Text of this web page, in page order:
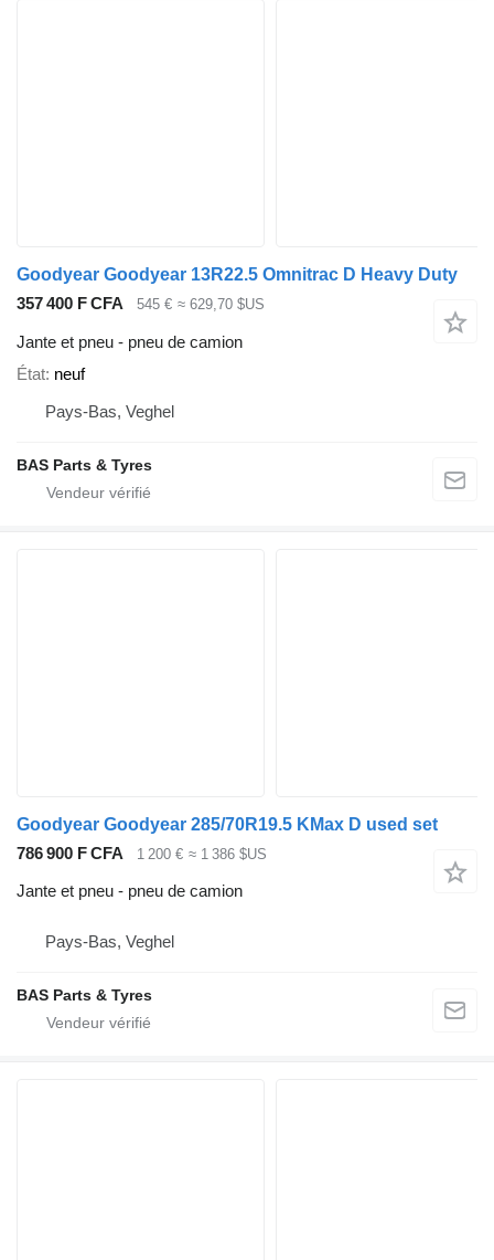
Goodyear Goodyear 13R22.5 Omnitrac D Heavy Duty
357 400 F CFA
545 € ≈ 629,70 $US
Jante et pneu - pneu de camion
État neuf
Pays-Bas, Veghel
BAS Parts & Tyres
Goodyear Goodyear 285/70R19.5 KMax D used set
786 900 F CFA
1 200 € ≈ 1 386 $US
Jante et pneu - pneu de camion
Pays-Bas, Veghel
BAS Parts & Tyres